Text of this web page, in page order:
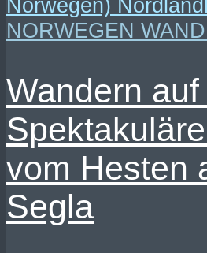
NORWEGEN
Wandern
vom Hesten
Segla